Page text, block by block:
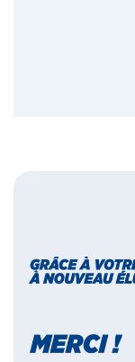
français